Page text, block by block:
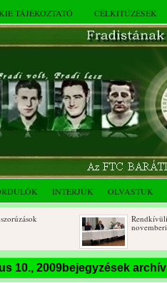
TÁJÉKOZTATÓ CÉLKITŰZÉSEK
INTERJÚK OLVASTUK
Rendkívüli
novemberi
10., 2009bejegyzések